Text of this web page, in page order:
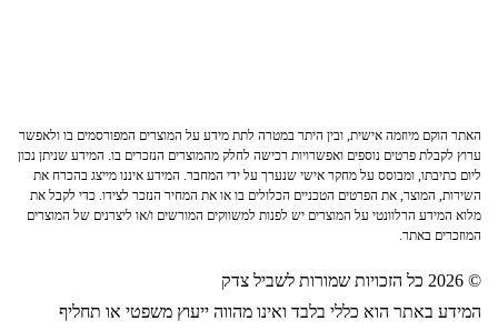
האתר הוקם מיוזמה אישית, ובין היתר במטרה לתת מידע על המוצרים המפורסמים בו ולאפשר
ערוץ לקבלת פרטים נוספים ואפשרויות רכישה לחלק מהמוצרים הנזכרים בו. המידע שניתן נכון
ליום כתיבתו, ומבוסס על מחקר אישי שנערך על ידי המחבר. המידע איננו מייצג בהכרח את
השירות, המוצר, את הפרטים הטכניים הכלולים בו או את המחיר הנזכר לצידו. כדי לקבל את
מלוא המידע הרלוונטי על המוצרים יש לפנות למשווקים המורשים ו/או ליצרנים של המוצרים
המוזכרים באתר.
© 2026 כל הזכויות שמורות לשביל צדק
המידע באתר הוא כללי בלבד ואינו מהווה ייעוץ משפטי או תחליף